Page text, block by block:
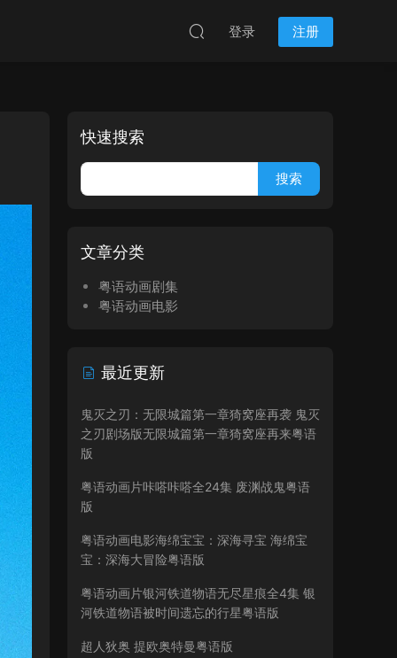
登录 注册
快速搜索
文章分类
粤语动画剧集
粤语动画电影
最近更新
鬼灭之刃：无限城篇第一章猗窝座再袭 鬼灭
之刃剧场版无限城篇第一章猗窝座再来粤语
版
粤语动画片咔嗒咔嗒全24集 废渊战鬼粤语
版
粤语动画电影海绵宝宝：深海寻宝 海绵宝
宝：深海大冒险粤语版
粤语动画片银河铁道物语无尽星痕全4集 银
河铁道物语被时间遗忘的行星粤语版
超人狄奥 提欧奥特曼粤语版